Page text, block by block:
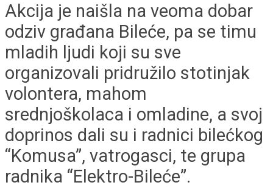
Akcija je naišla na veoma dobar
odziv građana Bileće, pa se timu
mladih ljudi koji su sve
organizovali pridružilo stotinjak
volontera, mahom
srednjoškolaca i omladine, a svoj
doprinos dali su i radnici bilećkog
“Komusa”, vatrogasci, te grupa
radnika “Elektro-Bileće”.